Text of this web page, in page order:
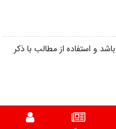
و استفاده از مطالب با ذکر